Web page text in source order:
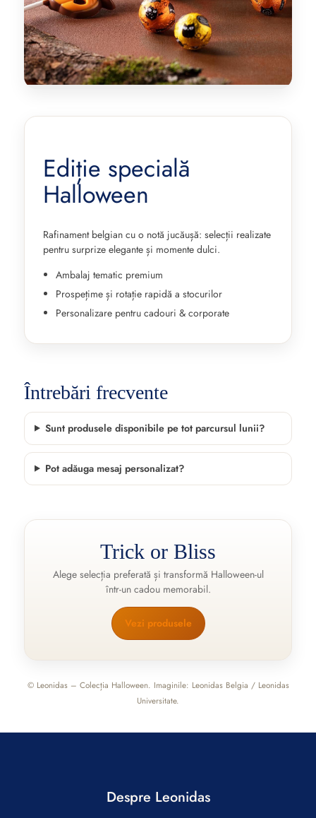
Ediție specială
Halloween
Rafinament belgian cu o notă jucăușă: selecții realizate
pentru surprize elegante și momente dulci.
Ambalaj tematic premium
Prospețime și rotație rapidă a stocurilor
Personalizare pentru cadouri & corporate
Întrebări frecvente
Sunt produsele disponibile pe tot parcursul lunii?
Pot adăuga mesaj personalizat?
Trick or Bliss
Alege selecția preferată și transformă Halloween-ul
într-un cadou memorabil.
Vezi produsele
© Leonidas – Colecția Halloween. Imaginile: Leonidas Belgia / Leonidas
Universitate.
Despre Leonidas